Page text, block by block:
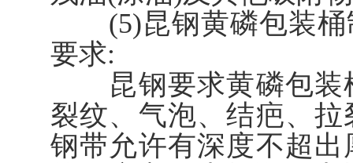
(5)昆钢黄磷包装桶
要求:
昆钢要求黄磷包装
裂纹、气泡、结疤、
钢带允许有深度不超